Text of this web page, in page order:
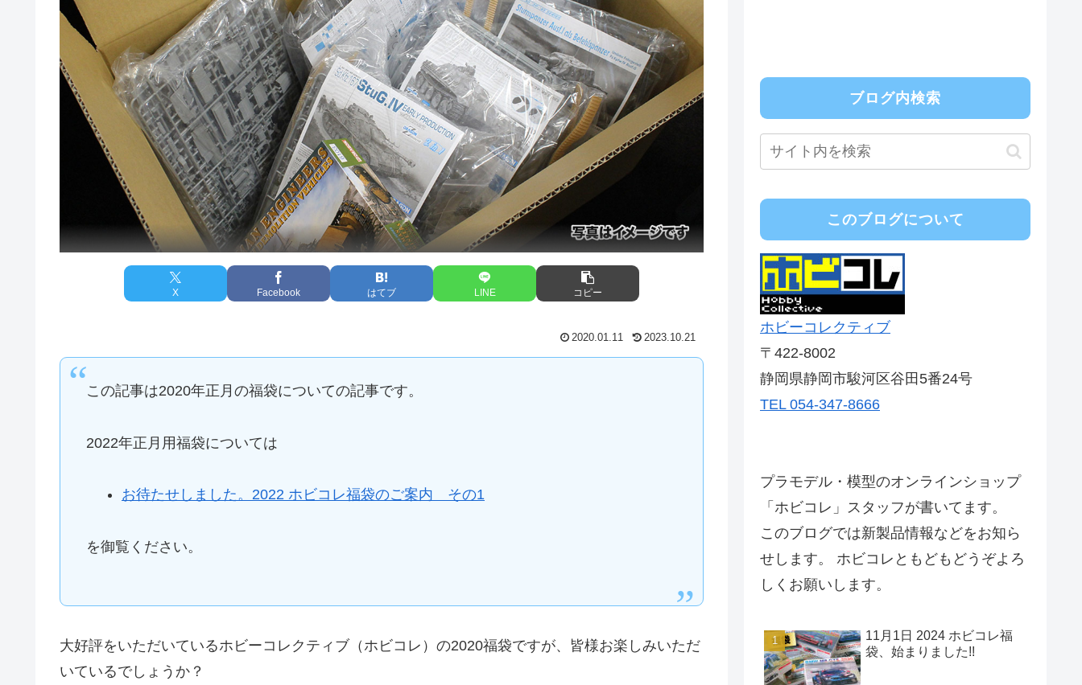
X Facebook はてブ LINE コピー
2020.01.11 2023.10.21
この記事は2020年正月の福袋についての記事です。
2022年正月用福袋については
お待たせしました。2022 ホビコレ福袋のご案内 その1
を御覧ください。
大好評をいただいているホビーコレクティブ（ホビコレ）の2020福袋ですが、皆様お楽しみいただ
いているでしょうか？
ブログ内検索
このブログについて
ホビーコレクティブ
〒422-8002
静岡県静岡市駿河区谷田5番24号
TEL 054-347-8666
プラモデル・模型のオンラインショップ
「ホビコレ」スタッフが書いてます。
このブログでは新製品情報などをお知ら
せします。 ホビコレともどもどうぞよろ
しくお願いします。
11月1日 2024 ホビコレ福
袋、始まりました!!